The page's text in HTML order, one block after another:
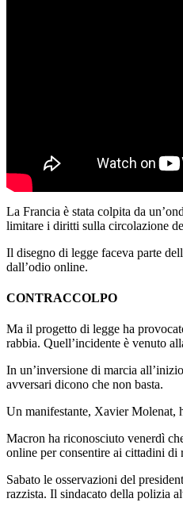
La Francia è stata colpita da
limitare i diritti sulla circolazione
Il disegno di legge faceva parte
dall’odio online.
CONTRACCOLPO
Ma il progetto di legge ha
rabbia. Quell’incidente è venuto
In un’inversione di marcia
avversari dicono che non basta.
Un manifestante, Xavier Molenat,
Macron ha riconosciuto venerdì
online per consentire ai cittadini di
Sabato le osservazioni del
razzista. Il sindacato della polizia